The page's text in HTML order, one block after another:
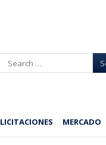
Search
LICITACIONES MERCADO